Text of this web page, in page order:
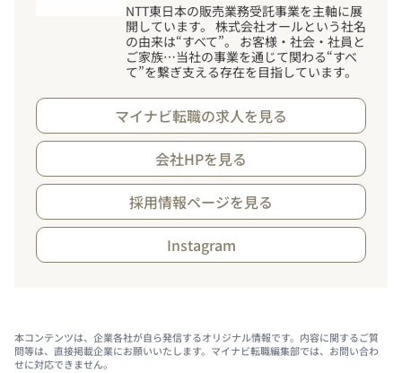
NTT東日本の販売業務受託事業を主軸に展
開しています。 株式会社オールという社名
の由来は“すべて”。 お客様・社会・社員と
ご家族…当社の事業を通じて関わる“すべ
て”を繋ぎ支える存在を目指しています。
マイナビ転職の求人を見る
会社HPを見る
採用情報ページを見る
Instagram
本コンテンツは、企業各社が自ら発信するオリジナル情報です。内容に関するご質
問等は、直接掲載企業にお願いいたします。マイナビ転職編集部では、お問い合わ
せに対応できません。